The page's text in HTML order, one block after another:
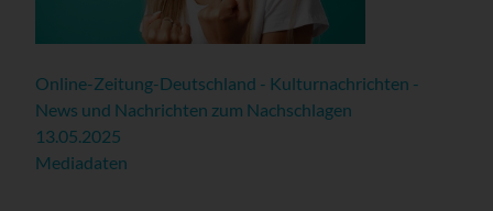
Online-Zeitung-Deutschland - Kulturnachrichten -
News und Nachrichten zum Nachschlagen
13.05.2025
Mediadaten